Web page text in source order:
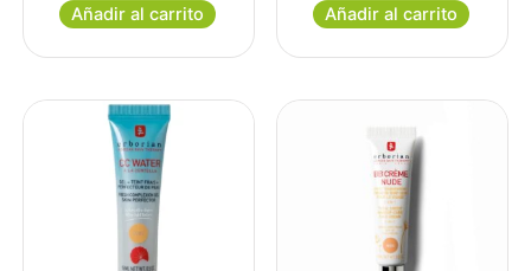
Añadir al carrito Añadir al carrito